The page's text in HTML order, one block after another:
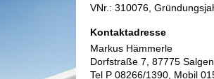
VNr.: 310076,
Kontaktadresse
Markus Hämmerle
Dorfstraße 7, 87775
Tel P 08266/1390, Mobil